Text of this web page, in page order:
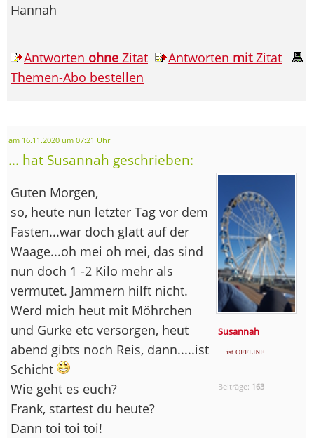
Hannah
Antworten ohne Zitat Antworten mitZitat
Themen-Abo bestellen
am 16.11.2020 um 07:21 Uhr
... hat Susannah geschrieben:
Susannah
... ist OFFLINE
Beiträge: 163
Guten Morgen,
so, heute nun letzter Tag vor dem
Fasten...war doch glatt auf der
Waage...oh mei oh mei, das sind
nun doch 1 -2 Kilo mehr als
vermutet. Jammern hilft nicht.
Werd mich heut mit Möhrchen
und Gurke etc versorgen, heut
abend gibts noch Reis, dann.....ist
Schicht
Wie geht es euch?
Frank, startest du heute?
Dann toi toi toi!